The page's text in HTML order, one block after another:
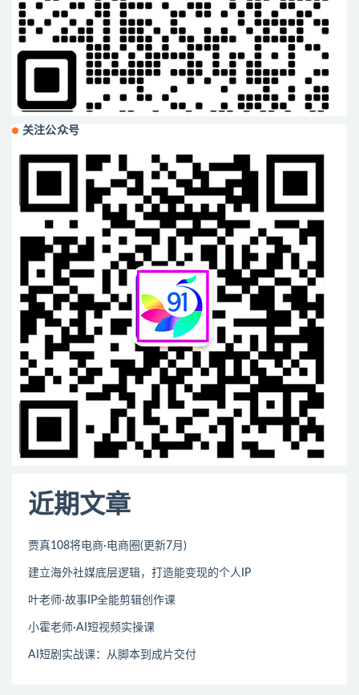
关注公众号
近期文章
贾真108将电商·电商圈(更新7月)
建立海外社媒底层逻辑，打造能变现的个人IP
叶老师·故事IP全能剪辑创作课
小霍老师·AI短视频实操课
AI短剧实战课：从脚本到成片交付